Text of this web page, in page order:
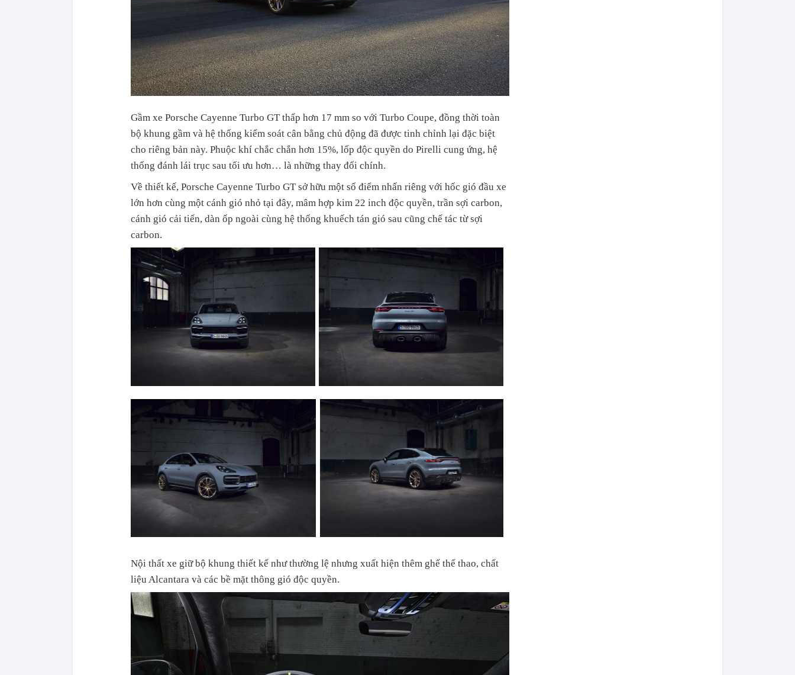
Gầm xe Porsche Cayenne Turbo GT thấp hơn 17 mm so với Turbo Coupe, đồng thời toàn
bộ khung gầm và hệ thống kiểm soát cân bằng chủ động đã được tinh chỉnh lại đặc biệt
cho riêng bản này. Phuộc khí chắc chắn hơn 15%, lốp độc quyền do Pirelli cung ứng, hệ
thống đánh lái trục sau tối ưu hơn… là những thay đổi chính.
Về thiết kế, Porsche Cayenne Turbo GT sở hữu một số điểm nhấn riêng với hốc gió đầu xe
lớn hơn cùng một cánh gió nhỏ tại đây, mâm hợp kim 22 inch độc quyền, trần sợi carbon,
cánh gió cải tiến, dàn ốp ngoài cùng hệ thống khuếch tán gió sau cũng chế tác từ sợi
carbon.
Nội thất xe giữ bộ khung thiết kế như thường lệ nhưng xuất hiện thêm ghế thể thao, chất
liệu Alcantara và các bề mặt thông gió độc quyền.